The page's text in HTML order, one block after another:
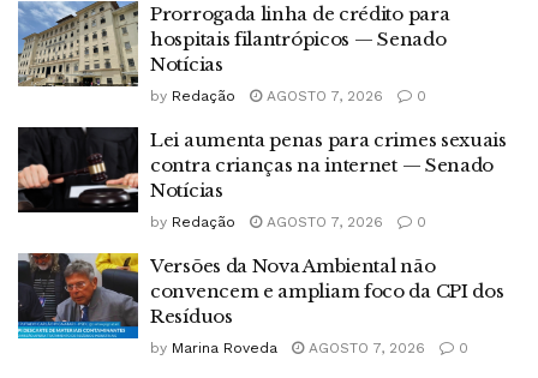
Prorrogada linha de crédito para
hospitais filantrópicos — Senado
Notícias
by Redação AGOSTO 7, 2026 0
Lei aumenta penas para crimes sexuais
contra crianças na internet — Senado
Notícias
by Redação AGOSTO 7, 2026 0
Versões da Nova Ambiental não
convencem e ampliam foco da CPI dos
Resíduos
by Marina Roveda AGOSTO 7, 2026 0